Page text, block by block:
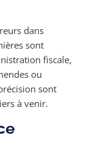
dans
sont
fiscale,
ou
sont
à venir.